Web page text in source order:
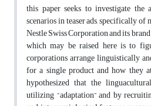
this paper seeks to investigate
scenarios in teaser ads, specifically
Nestle Swiss Corporation and its brand
which may be raised here is to
corporations arrange linguistically
for a single product and how they
hypothesized that the
utilizing “adaptation” and by